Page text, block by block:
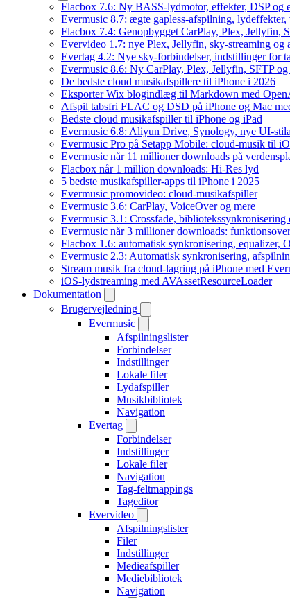
Flacbox 7.6: Ny BASS-lydmotor, effekter, DSP og
Evermusic 8.7: ægte gapless-afspilning,
Flacbox 7.4: Genopbygget CarPlay, Plex, Jellyfin,
Evervideo 1.7: nye Plex, Jellyfin, sky-streaming og
Evertag 4.2: Nye sky-forbindelser, indstillinger for
Evermusic 8.6: Ny CarPlay, Plex, Jellyfin, SFTP
De bedste cloud musikafspillere til iPhone i 2026
Eksporter Wix blogindlæg til Markdown med
Afspil tabsfri FLAC og DSD på iPhone og Mac
Bedste cloud musikafspiller til iPhone og iPad
Evermusic 6.8: Aliyun Drive, Synology, nye UI-
Evermusic Pro på Setapp Mobile: cloud-musik til
Evermusic når 11 millioner downloads på
Flacbox når 1 million downloads: Hi-Res lyd
5 bedste musikafspiller-apps til iPhone i 2025
Evermusic promovideo: cloud-musikafspiller
Evermusic 3.6: CarPlay, VoiceOver og mere
Evermusic 3.1: Crossfade, bibliotekssynkronisering
Evermusic når 3 millioner downloads:
Flacbox 1.6: automatisk synkronisering, equalizer,
Evermusic 2.3: Automatisk synkronisering,
Stream musik fra cloud-lagring på iPhone med
iOS-lydstreaming med AVAssetResourceLoader
Dokumentation
Brugervejledning
Evermusic
Afspilningslister
Forbindelser
Indstillinger
Lokale filer
Lydafspiller
Musikbibliotek
Navigation
Evertag
Forbindelser
Indstillinger
Lokale filer
Navigation
Tag-feltmappings
Tageditor
Evervideo
Afspilningslister
Filer
Indstillinger
Medieafspiller
Mediebibliotek
Navigation